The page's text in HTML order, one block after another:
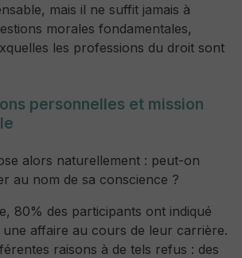
mais il ne suffit jamais à
morales fondamentales,
les professions du droit sont
personnelles et mission
alors naturellement : peut-on
au nom de sa conscience ?
80% des participants ont indiqué
affaire au cours de leur carrière.
raisons à de tels refus : des